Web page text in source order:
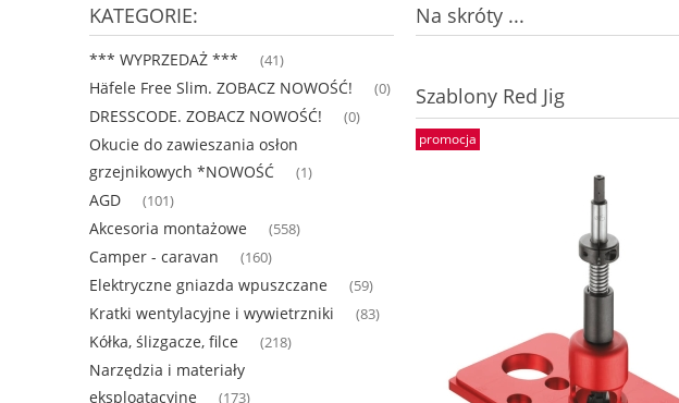
KATEGORIE:
*** WYPRZEDAŻ *** (41)
Häfele Free Slim. ZOBACZ NOWOŚĆ! (0)
DRESSCODE. ZOBACZ NOWOŚĆ! (0)
Okucie do zawieszania osłon
grzejnikowych *NOWOŚĆ
(1)
AGD (101)
Akcesoria montażowe (558)
Camper - caravan (160)
Elektryczne gniazda wpuszczane (59)
Kratki wentylacyjne i wywietrzniki (83)
Kółka, ślizgacze, filce (218)
Narzędzia i materiały
eksploatacyjne
(173)
Na skróty ...
Szablony Red Jig
promocja